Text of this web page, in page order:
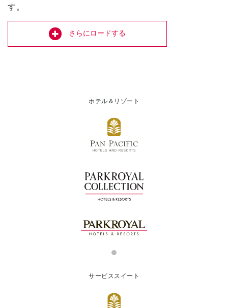
す。
さらにロードする
ホテル＆リゾート
サービススイート